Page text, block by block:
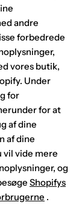
andre
forbedrede
vores butik,
Under
for
for at
af dine
af dine
vil vide mere
og
Shopifys
.